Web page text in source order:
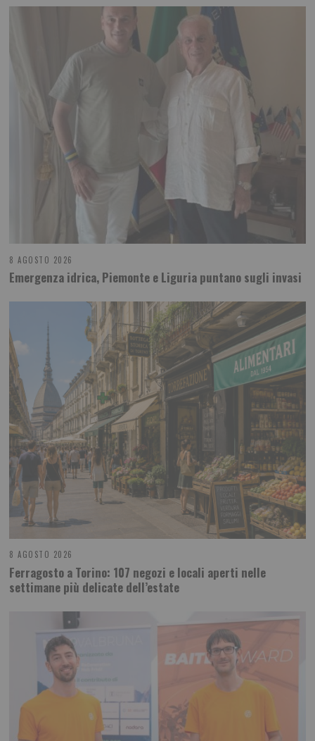
8 AGOSTO 2026
Emergenza idrica, Piemonte e Liguria puntano sugli invasi
8 AGOSTO 2026
Ferragosto a Torino: 107 negozi e locali aperti nelle
settimane più delicate dell’estate